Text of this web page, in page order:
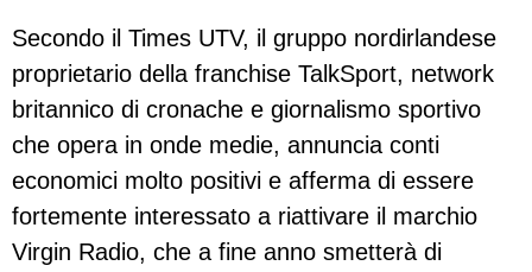
Secondo il Times UTV, il gruppo nordirlandese
proprietario della franchise TalkSport, network
britannico di cronache e giornalismo sportivo
che opera in onde medie, annuncia conti
economici molto positivi e afferma di essere
fortemente interessato a riattivare il marchio
Virgin Radio, che a fine anno smetterà di